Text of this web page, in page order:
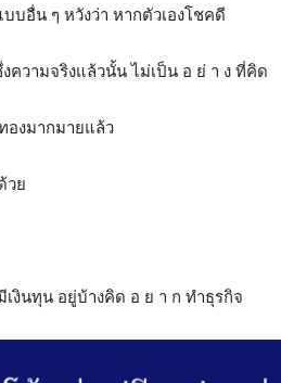
บอื่น ๆ หวังว่า หากตัวเองโชคดี
ความจริงแล้วนั้น ไม่เป็น อ ย่ า ง ที่คิด
องมากมายแล้ว
วย
งินทุน อยู่บ้างคิด อ ย า ก ทำธุรกิจ